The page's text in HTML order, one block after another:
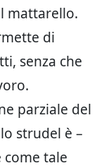
mattarello.
di
senza che
parziale del
strudel è –
come tale